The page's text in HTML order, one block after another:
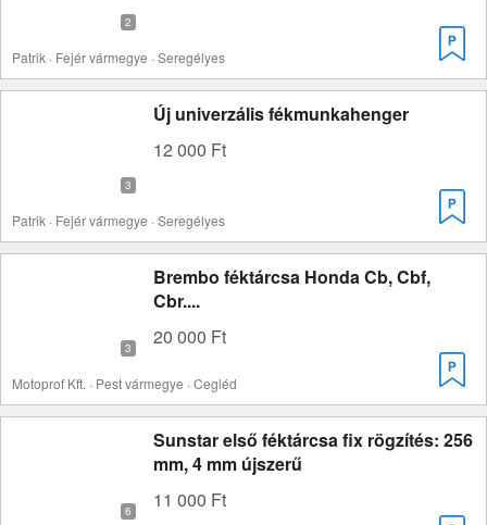
Patrik · Fejér vármegye · Seregélyes
Új univerzális fékmunkahenger
12 000 Ft
Patrik · Fejér vármegye · Seregélyes
Brembo féktárcsa Honda Cb, Cbf,
Cbr....
20 000 Ft
Motoprof Kft. · Pest vármegye · Cegléd
Sunstar első féktárcsa fix rögzítés: 256
mm, 4 mm újszerű
11 000 Ft